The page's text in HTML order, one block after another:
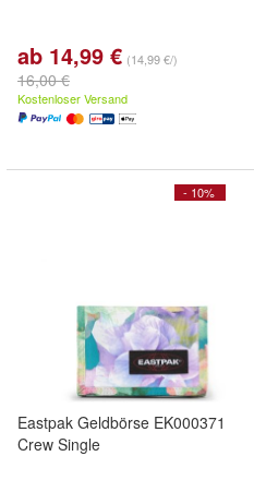
ab 14,99 € (14,99 €/)
16,00 €
Kostenloser Versand
- 10%
Eastpak Geldbörse EK000371
Crew Single